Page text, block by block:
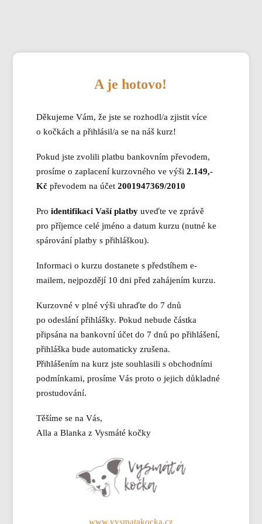
A je hotovo!
Děkujeme Vám, že jste se rozhodl/a zjistit více
o kočkách a přihlásil/a se na náš kurz!
Pokud jste zvolili platbu bankovním převodem,
prosíme o zaplacení kurzovného ve výši2.149,-
Kč převodem na účet2001947369/2010
Proidentifikaci Vaší platby uveďte ve zprávě
pro příjemce celé jméno a datum kurzu (nutné ke
spárování platby s přihláškou).
Informaci o kurzu dostanete s předstíhem e-
mailem, nejpozdějí 10 dni před zahájením kurzu.
Kurzovné v plné výši uhraďte do 7 dnů
po odeslání přihlášky. Pokud nebude částka
připsána na bankovní účet do 7 dnů po přihlášení,
přihláška bude automaticky zrušena.
Přihlášením na kurz jste souhlasili s obchodními
podmínkami, prosíme Vás proto o jejich důkladné
prostudování.
Těšíme se na Vás,
Alla a Blanka z Vysmáté kočky
www.vysmatakocka.cz